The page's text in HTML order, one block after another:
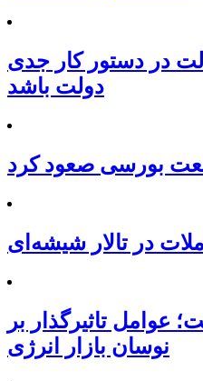
در دستور کار جدی
دولت باشد
در تالار شیشه‌ای
عوامل تاثیرگذار بر
نوسان بازار انرژی